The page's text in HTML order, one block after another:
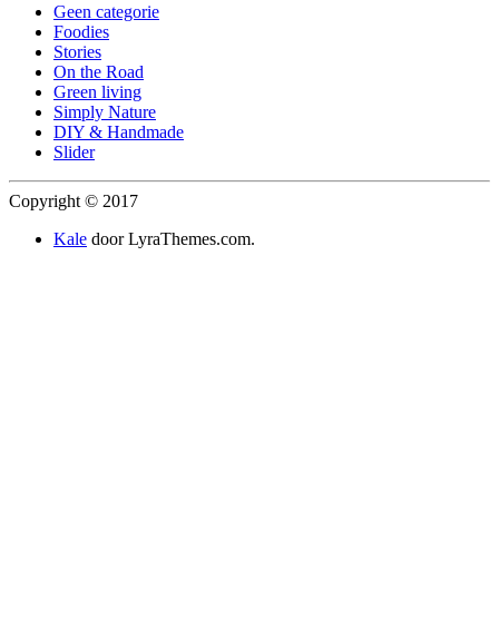
Geen categorie
Foodies
Stories
On the Road
Green living
Simply Nature
DIY & Handmade
Slider
Copyright © 2017
Kale door LyraThemes.com.